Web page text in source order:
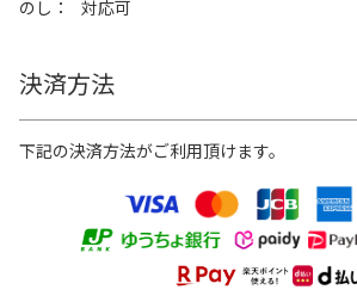
のし
対応可
決済方法
下記の決済方法がご利用頂けます。